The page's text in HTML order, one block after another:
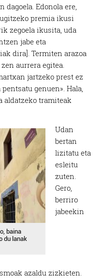
dagoela. Edonola ere,
premia ikusi
zegoela ikusita, uda
jabe eta
dira]. Termiten arazoa
aurrera egitea.
jartzeko prest ez
genuen». Hala,
aldatzeko tramiteak
baina
du lanak
Udan
bertan
lizitatu eta
esleitu
zuten.
Gero,
berriro
jabeekin
azaldu zizkieten.